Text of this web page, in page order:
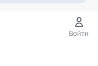
Войти